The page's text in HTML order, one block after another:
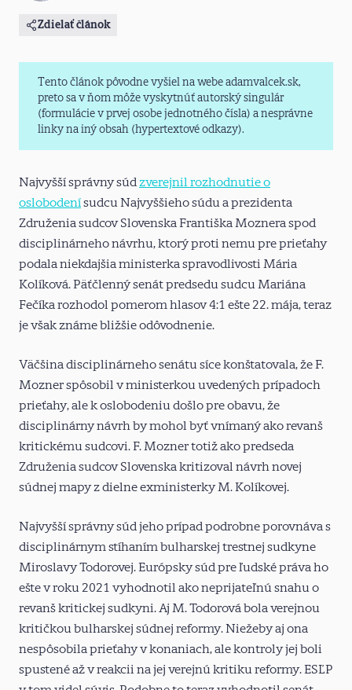
Zdielať článok
Tento článok pôvodne vyšiel na webe adamvalcek.sk,
preto sa v ňom môže vyskytnúť autorský singulár
(formulácie v prvej osobe jednotného čísla) a nesprávne
linky na iný obsah (hypertextové odkazy).
Najvyšší správny súd zverejnil rozhodnutie o
oslobodenísudcu Najvyššieho súdu a prezidenta
Združenia sudcov Slovenska Františka Moznera spod
disciplinárneho návrhu, ktorý proti nemu pre prieťahy
podala niekdajšia ministerka spravodlivosti Mária
Kolíková. Päťčlenný senát predsedu sudcu Mariána
Fečíka rozhodol pomerom hlasov 4:1 ešte 22. mája, teraz
je však známe bližšie odôvodnenie.
Väčšina disciplinárneho senátu síce konštatovala, že F.
Mozner spôsobil v ministerkou uvedených prípadoch
prieťahy, ale k oslobodeniu došlo pre obavu, že
disciplinárny návrh by mohol byť vnímaný ako revanš
kritickému sudcovi. F. Mozner totiž ako predseda
Združenia sudcov Slovenska kritizoval návrh novej
súdnej mapy z dielne exministerky M. Kolíkovej.
Najvyšší správny súd jeho prípad podrobne porovnáva s
disciplinárnym stíhaním bulharskej trestnej sudkyne
Miroslavy Todorovej. Európsky súd pre ľudské práva ho
ešte v roku 2021 vyhodnotil ako neprijateľnú snahu o
revanš kritickej sudkyni. Aj M. Todorová bola verejnou
kritičkou bulharskej súdnej reformy. Niežeby aj ona
nespôsobila prieťahy v konaniach, ale kontroly jej boli
spustené až v reakcii na jej verejnú kritiku reformy. ESĽP